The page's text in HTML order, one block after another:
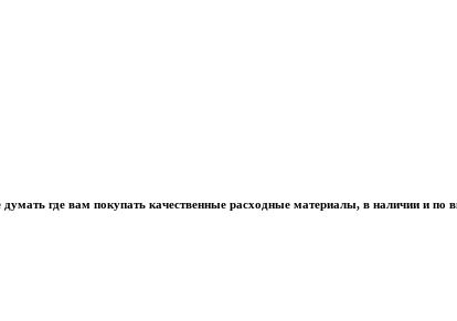
где вам покупать качественные расходные материалы, в наличии и по